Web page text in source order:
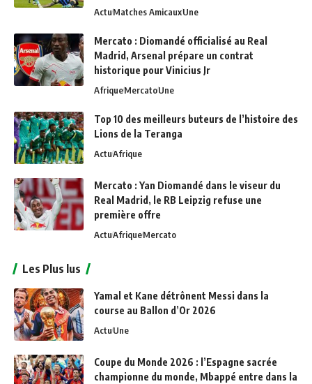
ActuMatches AmicauxUne
Mercato : Diomandé officialisé au Real
Madrid, Arsenal prépare un contrat
historique pour Vinicius Jr
AfriqueMercatoUne
Top 10 des meilleurs buteurs de l’histoire des
Lions de la Teranga
ActuAfrique
Mercato : Yan Diomandé dans le viseur du
Real Madrid, le RB Leipzig refuse une
première offre
ActuAfriqueMercato
Les Plus lus
Yamal et Kane détrônent Messi dans la
course au Ballon d’Or 2026
ActuUne
Coupe du Monde 2026 : l’Espagne sacrée
championne du monde, Mbappé entre dans la